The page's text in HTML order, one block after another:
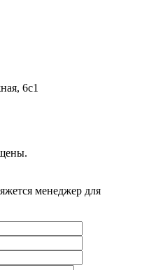
6с1
менеджер для